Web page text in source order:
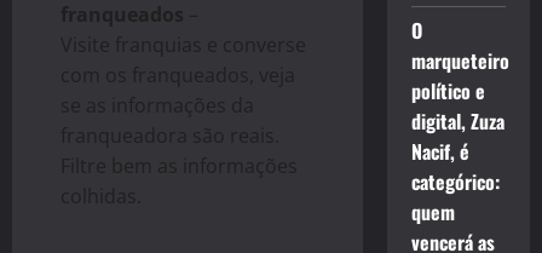
franqueados –
Visite franquias e converse
com os franqueados, veja
se as informações da
franqueadora são reais.
Filtre bem as informações
colhidas.
O
marqueteiro
político e
digital, Zuza
Nacif, é
categórico:
quem
vencerá as